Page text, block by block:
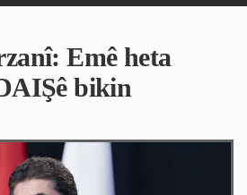
Emê heta
bikin